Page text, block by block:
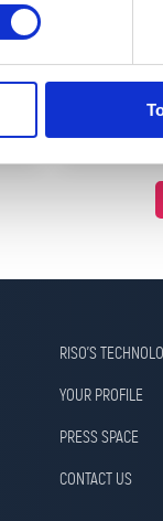
Meet
4th to 6th
RISO’S
YOUR PROFILE
PRESS SPACE
CONTACT US